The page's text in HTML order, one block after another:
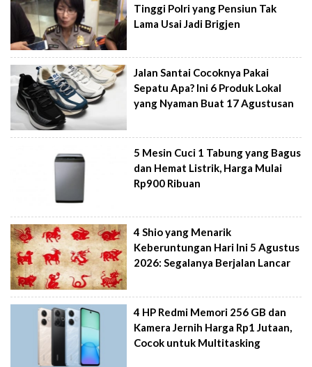
Tinggi Polri yang Pensiun Tak
Lama Usai Jadi Brigjen
Jalan Santai Cocoknya Pakai
Sepatu Apa? Ini 6 Produk Lokal
yang Nyaman Buat 17 Agustusan
5 Mesin Cuci 1 Tabung yang Bagus
dan Hemat Listrik, Harga Mulai
Rp900 Ribuan
4 Shio yang Menarik
Keberuntungan Hari Ini 5 Agustus
2026: Segalanya Berjalan Lancar
4 HP Redmi Memori 256 GB dan
Kamera Jernih Harga Rp1 Jutaan,
Cocok untuk Multitasking